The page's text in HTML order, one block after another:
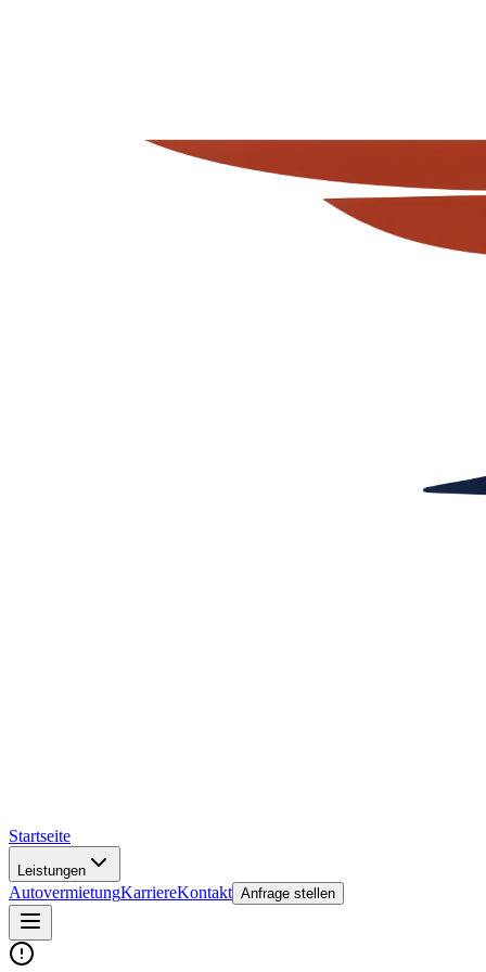
Startseite
Leistungen
AutovermietungKarriereKontakt Anfrage stellen